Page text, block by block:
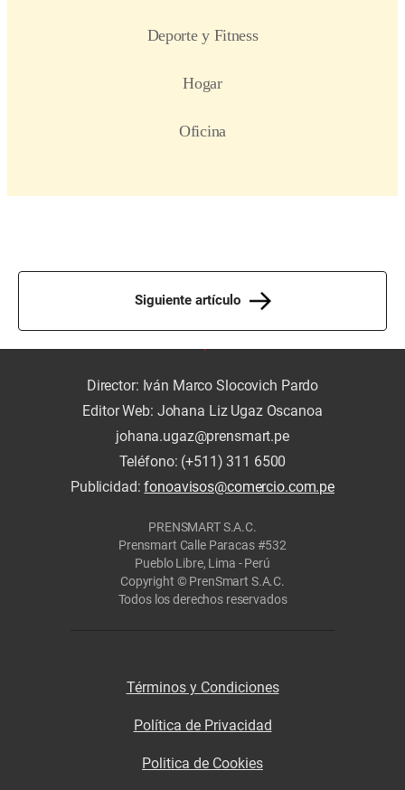
Siguiente artículo
Director: Iván Marco Slocovich Pardo
Editor Web: Johana Liz Ugaz Oscanoa
johana.ugaz@prensmart.pe
Teléfono: (+511) 311 6500
Publicidad:fonoavisos@comercio.com.pe
PRENSMART S.A.C.
Prensmart Calle Paracas #532
Pueblo Libre, Lima - Perú
Copyright © PrenSmart S.A.C.
Todos los derechos reservados
Términos y Condiciones
Política de Privacidad
Politica de Cookies